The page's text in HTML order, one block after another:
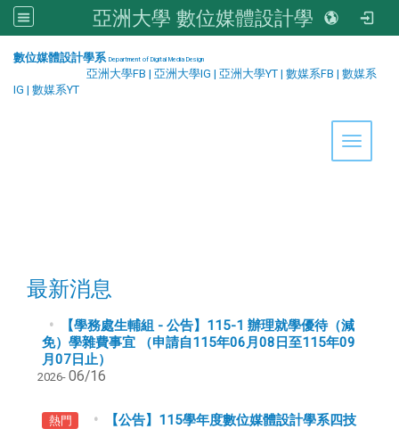
亞洲大學 數位媒體設計學系
數位媒體設計學系 Department of Digital Media Design
亞洲大學FB | 亞洲大學IG | 亞洲大學YT | 數媒系FB | 數媒系
IG | 數媒系YT
Toggle
最新消息
【學務處生輔組 - 公告】115-1 辦理就學優待（減
免）學雜費事宜 （申請自115年06月08日至115年09
月07日止）
2026- 06/16
熱門
【公告】115學年度數位媒體設計學系四技